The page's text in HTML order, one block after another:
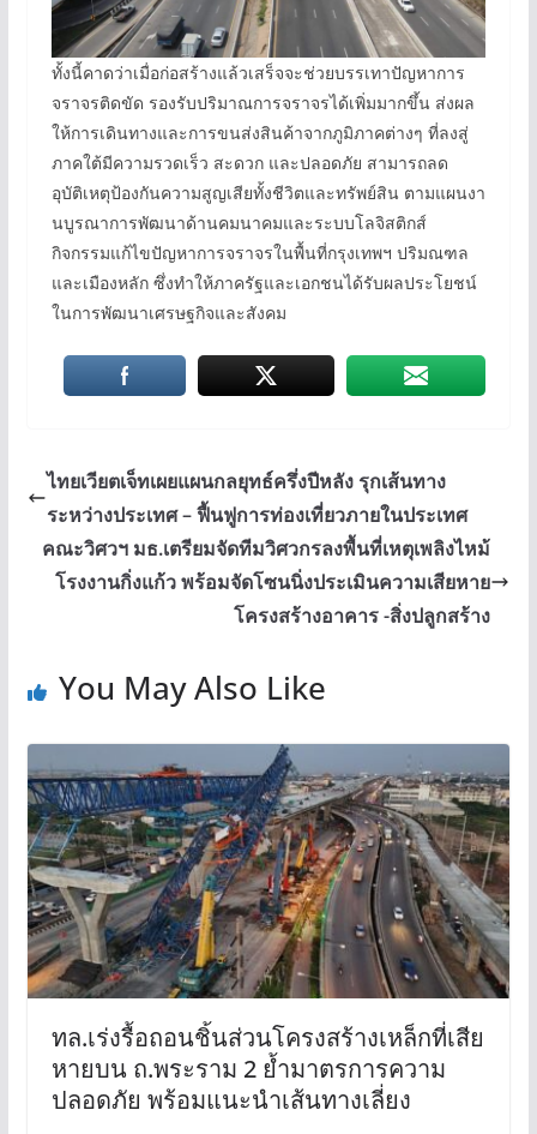
ทั้งนี้คาดว่าเมื่อก่อสร้างแล้วเสร็จจะช่วยบรรเทาปัญหาการ
จราจรติดขัด รองรับปริมาณการจราจรได้เพิ่มมากขึ้น ส่งผล
ให้การเดินทางและการขนส่งสินค้าจากภูมิภาคต่างๆ ที่ลงสู่
ภาคใต้มีความรวดเร็ว สะดวก และปลอดภัย สามารถลด
อุบัติเหตุป้องกันความสูญเสียทั้งชีวิตและทรัพย์สิน ตามแผนงา
นบูรณาการพัฒนาด้านคมนาคมและระบบโลจิสติกส์
กิจกรรมแก้ไขปัญหาการจราจรในพื้นที่กรุงเทพฯ ปริมณฑล
และเมืองหลัก ซึ่งทำให้ภาครัฐและเอกชนได้รับผลประโยชน์
ในการพัฒนาเศรษฐกิจและสังคม
ไทยเวียตเจ็ทเผยแผนกลยุทธ์ครึ่งปีหลัง รุกเส้นทาง
ระหว่างประเทศ – ฟื้นฟูการท่องเที่ยวภายในประเทศ
คณะวิศวฯ มธ.เตรียมจัดทีมวิศวกรลงพื้นที่เหตุเพลิงไหม้
โรงงานกิ่งแก้ว พร้อมจัดโซนนิ่งประเมินความเสียหาย
โครงสร้างอาคาร -สิ่งปลูกสร้าง
You May Also Like
ทล.เร่งรื้อถอนชิ้นส่วนโครงสร้างเหล็กที่เสีย
หายบน ถ.พระราม 2 ย้ำมาตรการความ
ปลอดภัย พร้อมแนะนำเส้นทางเลี่ยง